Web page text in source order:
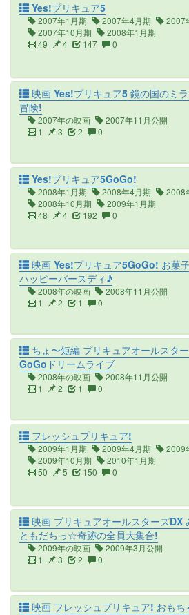
Yes!プリキュア5
2007年1月期 2007年4月期
2007
2007年10月期
2008年1月期
49
4 147 0
映画 Yes!プリキュア5 鏡の国のミ
冒険!
2007年の映画
2007年11月公開
1
3 2 0
Yes!プリキュア5GoGo!
2008年1月期 2008年4月期
2008
2008年10月期
2009年1月期
48
4 192 0
映画 Yes!プリキュア5GoGo! お菓
ハッピーバースディ♪
2008年の映画
2008年11月公開
1
2 1 0
ちょ〜短編 プリキュアオールスタ
GoGoドリームライブ
2008年の映画
2008年11月公開
1
2 1 0
フレッシュプリキュア!
2009年1月期 2009年4月期
2009
2009年10月期
2010年1月期
50
5 150 0
映画 プリキュアオールスターズDX
ともだちっ☆奇跡の全員大集合!
2009年の映画
2009年3月公開
1
3 2 0
映画 フレッシュプリキュア! おもち